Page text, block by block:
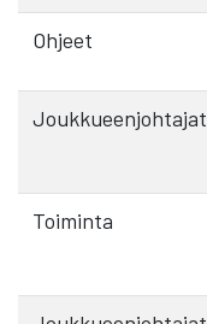
Ohjeet
Joukkueenjohtajat
Toiminta